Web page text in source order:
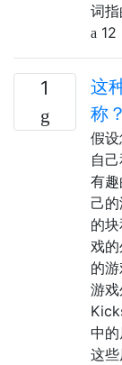
词指
12
1
这
称？
假
自
有
己
的
戏
的
游
中的
这